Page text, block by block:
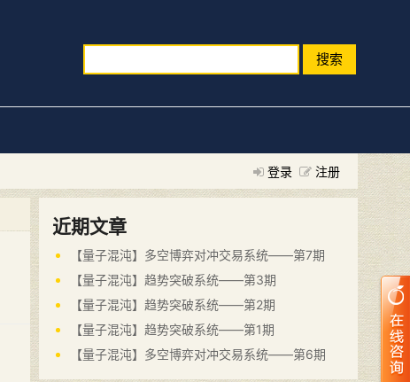
搜索
登录 注册
近期文章
【量子混沌】多空博弈对冲交易系统——第7期
【量子混沌】趋势突破系统——第3期
【量子混沌】趋势突破系统——第2期
【量子混沌】趋势突破系统——第1期
【量子混沌】多空博弈对冲交易系统——第6期